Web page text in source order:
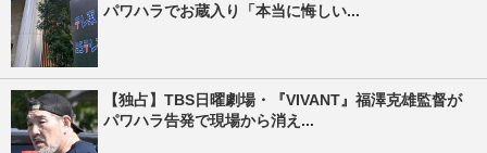
パワハラでお蔵入り「本当に悔しい...
【独占】TBS日曜劇場・『VIVANT』福澤克雄監督が
パワハラ告発で現場から消え...